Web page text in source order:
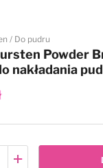
Do pudru
Powder
nakładania